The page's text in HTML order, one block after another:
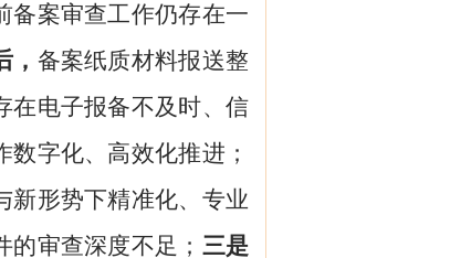
备案审查工作仍存在一
， 备案纸质材料报送整
在电子报备不及时、信
字化、高效化推进；
新形势下精准化、专业
审查深度不足； 三是